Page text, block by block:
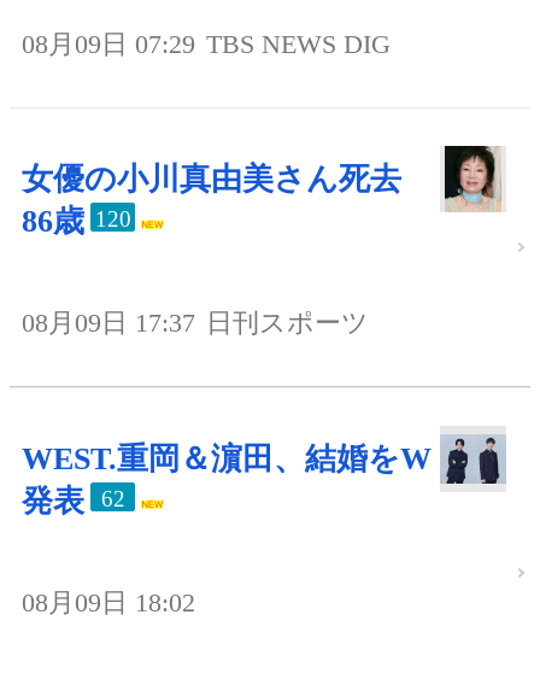
08月09日 07:29 TBS NEWS DIG
女優の小川真由美さん死去
86歳 120
08月09日 17:37 日刊スポーツ
WEST.重岡＆濵田、結婚をW
発表
62
08月09日 18:02